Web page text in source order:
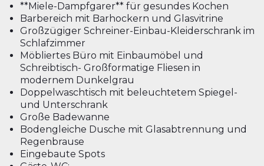
**Miele-Dampfgarer** für gesundes Kochen
Barbereich mit Barhockern und Glasvitrine
Großzügiger Schreiner-Einbau-Kleiderschrank im
Schlafzimmer
Möbliertes Büro mit Einbaumöbel und
Schreibtisch- Großformatige Fliesen in
modernem Dunkelgrau
Doppelwaschtisch mit beleuchtetem Spiegel-
und Unterschrank
Große Badewanne
Bodengleiche Dusche mit Glasabtrennung und
Regenbrause
Eingebaute Spots